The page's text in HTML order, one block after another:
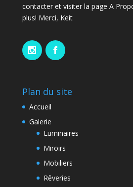
contacter et visiter la page A
plus! Merci, Keit
Plan du site
Accueil
Galerie
Luminaires
Miroirs
Mobiliers
Rêveries